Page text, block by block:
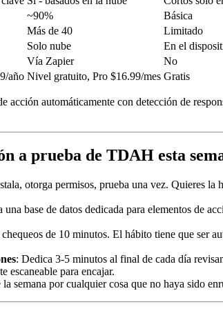
~90% Básica
Más de 40 Limitado
Solo nube En el
Vía Zapier No
año Nivel gratuito, Pro $16.99/mes Gratis
acción automáticamente con detección de
a prueba de TDAH esta
otorga permisos, prueba una vez. Quieres la
una base de datos dedicada para elementos de
de 10 minutos. El hábito tiene que ser
: Dedica 3-5 minutos al final de cada día
escaneable para encajar.
la semana por cualquier cosa que no haya sido